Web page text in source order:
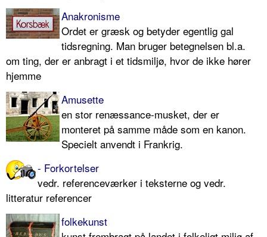
Anakronisme
Ordet er græsk og betyder egentlig gal
tidsregning. Man bruger betegnelsen bl.a.
om ting, der er anbragt i et tidsmiljø, hvor de ikke hører
hjemme
Amusette
en stor renæssance-musket, der er
monteret på samme måde som en kanon.
Specielt anvendt i Frankrig.
- Forkortelser
vedr. referenceværker i teksterne og vedr.
litteratur referencer
folkekunst